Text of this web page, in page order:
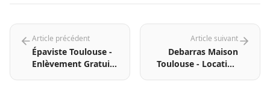
Article précédent
Épaviste Toulouse -
Enlèvement Gratuit
Article suivant
Debarras Maison
Toulouse - Location